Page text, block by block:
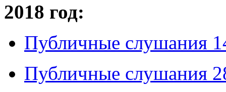
2018 год:
Публичные слушания
Публичные слушания